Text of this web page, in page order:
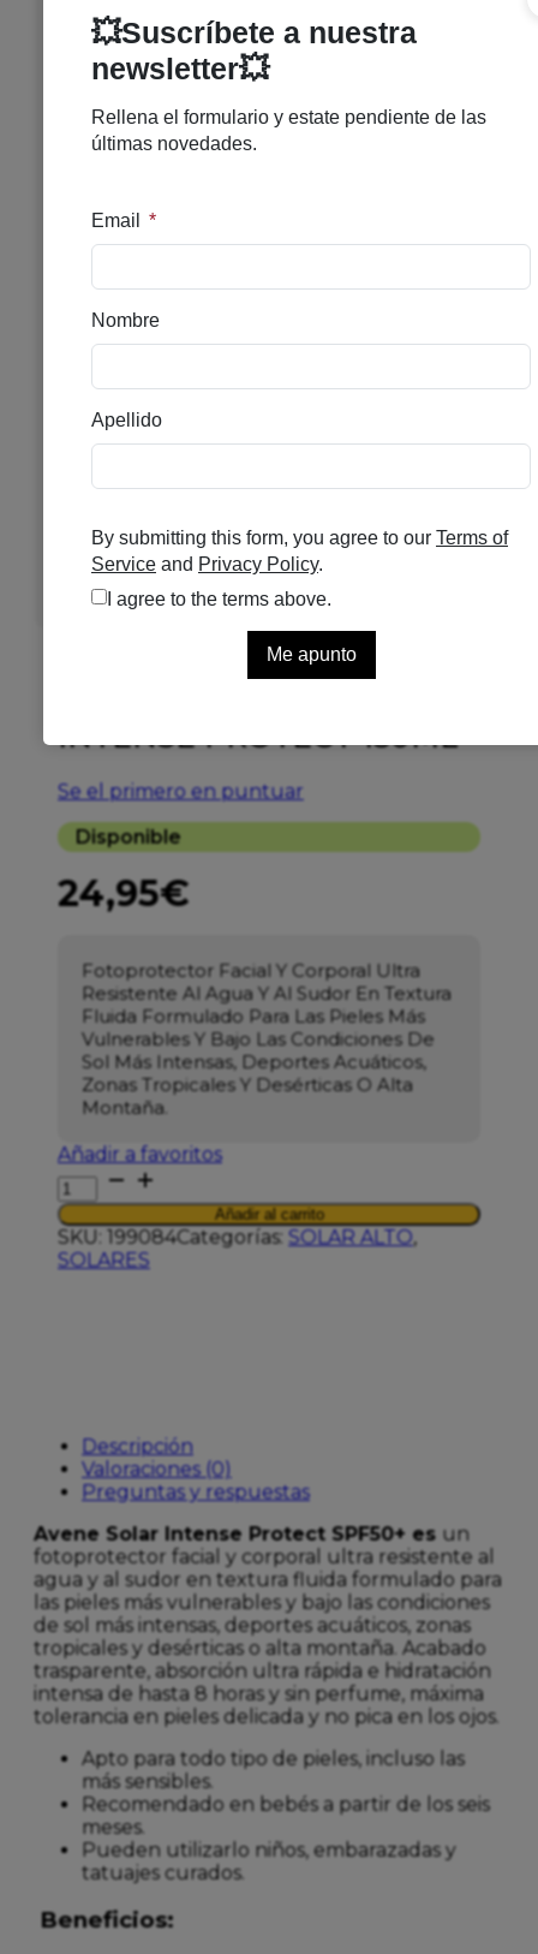
INTENSE PROTECT 150ML
Se el primero en puntuar
Disponible
24,95€
Fotoprotector Facial Y Corporal Ultra
Resistente Al Agua Y Al Sudor En Textura
Fluida Formulado Para Las Pieles Más
Vulnerables Y Bajo Las Condiciones De
Sol Más Intensas, Deportes Acuáticos,
Zonas Tropicales Y Desérticas O Alta
Montaña.
Añadir a favoritos
AVENE
SOLAR
F50
INTENSE
PROTECT
Añadir al carrito
SKU: 199084Categorías: SOLAR ALTO,
SOLARES
Descripción
Valoraciones (0)
Preguntas y respuestas
Avene Solar Intense Protect SPF50+ es un
fotoprotector facial y corporal ultra resistente al
agua y al sudor en textura fluida formulado para
las pieles más vulnerables y bajo las condiciones
de sol más intensas, deportes acuáticos, zonas
tropicales y desérticas o alta montaña. Acabado
trasparente, absorción ultra rápida e hidratación
intensa de hasta 8 horas y sin perfume, máxima
tolerancia en pieles delicada y no pica en los ojos.
Apto para todo tipo de pieles, incluso las
más sensibles.
Recomendado en bebés a partir de los seis
meses.
Pueden utilizarlo niños, embarazadas y
tatuajes curados.
Beneficios: